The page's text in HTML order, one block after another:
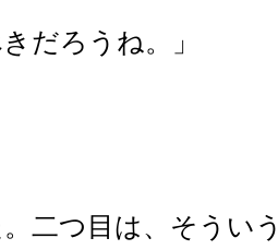
だろうね。」
。二つ目は、そうい